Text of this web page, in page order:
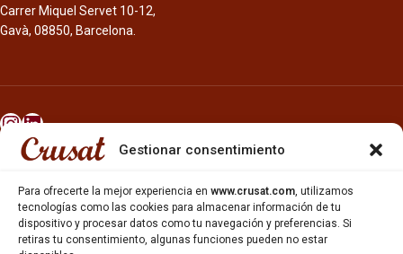
Gestionar consentimiento
Para ofrecerte la mejor experiencia en www.crusat.com, utilizamos
tecnologías como las cookies para almacenar información de tu
dispositivo y procesar datos como tu navegación y preferencias. Si
retiras tu consentimiento, algunas funciones pueden no estar
Carrer Miquel Servet 10-12,
Gavà, 08850, Barcelona.
INICIO
CERVEZAS
ESTRELLA GALICIA
OTROS PRODUCTOS